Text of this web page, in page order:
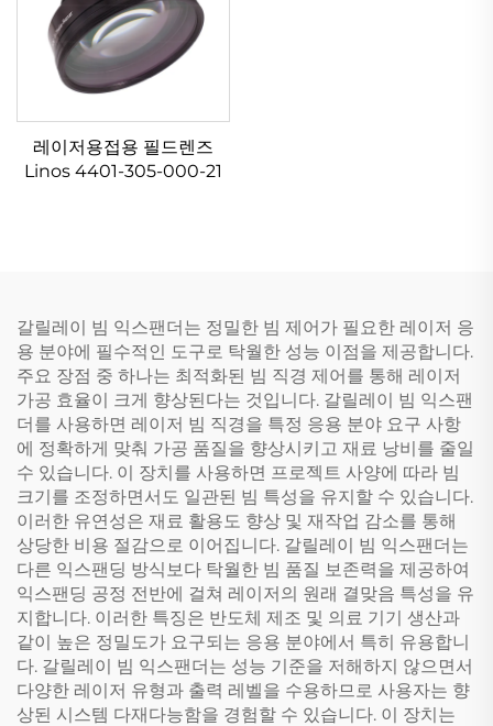
레이저용접용 필드렌즈
Linos 4401-305-000-21
갈릴레이 빔 익스팬더는 정밀한 빔 제어가 필요한 레이저 응
용 분야에 필수적인 도구로 탁월한 성능 이점을 제공합니다.
주요 장점 중 하나는 최적화된 빔 직경 제어를 통해 레이저
가공 효율이 크게 향상된다는 것입니다. 갈릴레이 빔 익스팬
더를 사용하면 레이저 빔 직경을 특정 응용 분야 요구 사항
에 정확하게 맞춰 가공 품질을 향상시키고 재료 낭비를 줄일
수 있습니다. 이 장치를 사용하면 프로젝트 사양에 따라 빔
크기를 조정하면서도 일관된 빔 특성을 유지할 수 있습니다.
이러한 유연성은 재료 활용도 향상 및 재작업 감소를 통해
상당한 비용 절감으로 이어집니다. 갈릴레이 빔 익스팬더는
다른 익스팬딩 방식보다 탁월한 빔 품질 보존력을 제공하여
익스팬딩 공정 전반에 걸쳐 레이저의 원래 결맞음 특성을 유
지합니다. 이러한 특징은 반도체 제조 및 의료 기기 생산과
같이 높은 정밀도가 요구되는 응용 분야에서 특히 유용합니
다. 갈릴레이 빔 익스팬더는 성능 기준을 저해하지 않으면서
다양한 레이저 유형과 출력 레벨을 수용하므로 사용자는 향
상된 시스템 다재다능함을 경험할 수 있습니다. 이 장치는